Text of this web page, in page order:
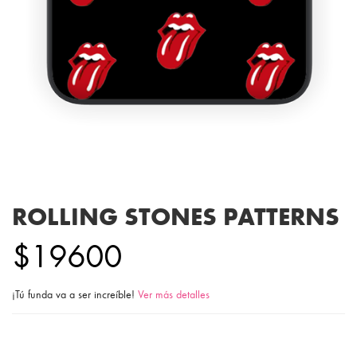
ROLLING STONES PATTERNS
$19600
¡Tú funda va a ser increíble! Ver más detalles